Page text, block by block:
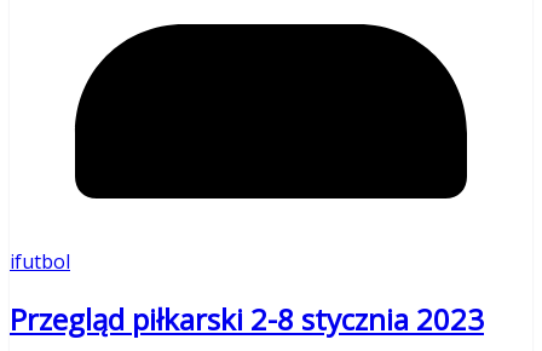
ifutbol
Przegląd piłkarski 2-8 stycznia 2023